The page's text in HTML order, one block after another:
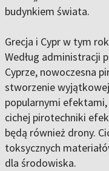
budynkiem świata.
Grecja i Cypr w tym
Według administracji
Cyprze, nowoczesna
stworzenie
popularnymi efektami,
cichej pirotechniki
będą również drony.
toksycznych
dla środowiska.